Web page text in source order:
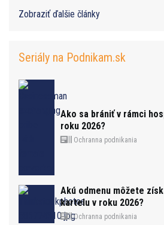
Zobraziť ďalšie články
Seriály na Podnikam.sk
Ako sa brániť v rámci
roku 2026?
Ochranna podnikania
Akú odmenu môžete
kartelu v roku 2026?
Ochranna podnikania